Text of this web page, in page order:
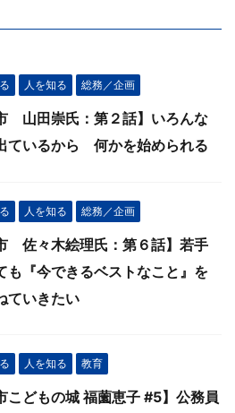
人を知る 総務／企画
山田崇氏：第２話】いろんな
ているから 何かを始められる
人を知る 総務／企画
佐々木絵理氏：第６話】若手
も『今できるベストなこと』を
ていきたい
人を知る 教育
こどもの城 福薗恵子 #5】公務員